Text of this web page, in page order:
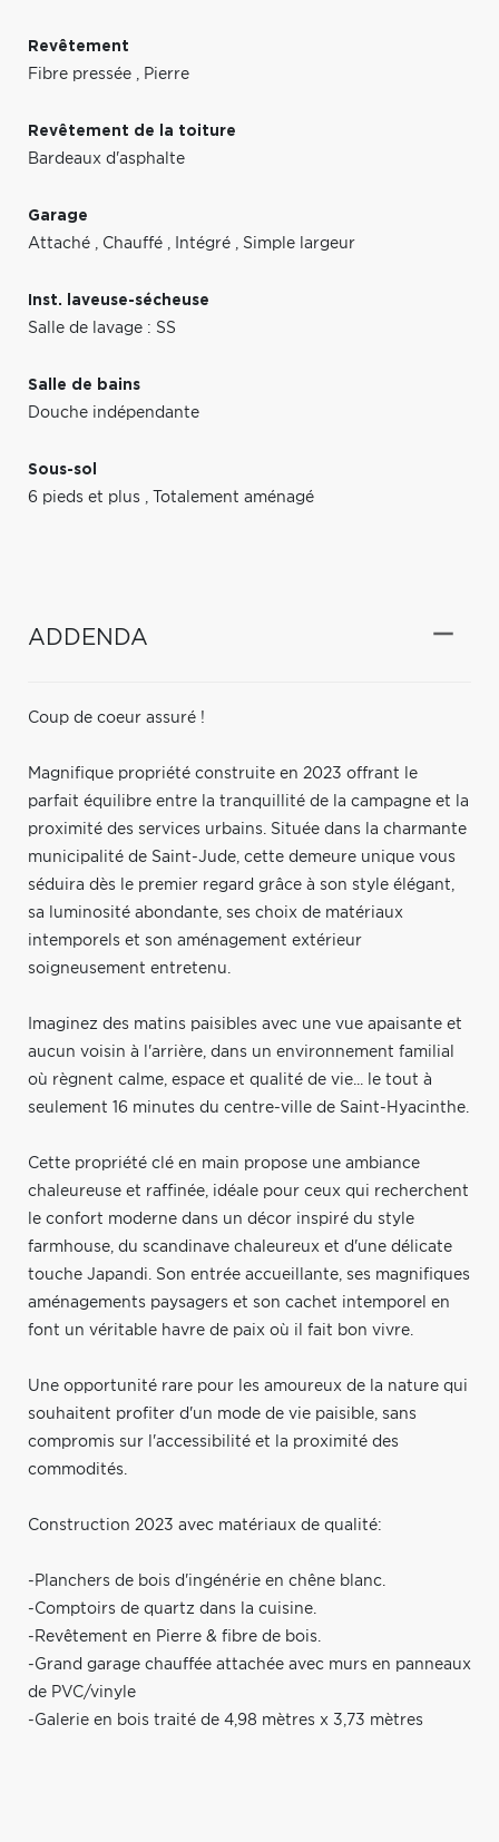
Revêtement
Fibre pressée , Pierre
Revêtement de la toiture
Bardeaux d'asphalte
Garage
Attaché , Chauffé , Intégré , Simple largeur
Inst. laveuse-sécheuse
Salle de lavage : SS
Salle de bains
Douche indépendante
Sous-sol
6 pieds et plus , Totalement aménagé
ADDENDA
Coup de coeur assuré !
Magnifique propriété construite en 2023 offrant le
parfait équilibre entre la tranquillité de la campagne et la
proximité des services urbains. Située dans la charmante
municipalité de Saint-Jude, cette demeure unique vous
séduira dès le premier regard grâce à son style élégant,
sa luminosité abondante, ses choix de matériaux
intemporels et son aménagement extérieur
soigneusement entretenu.
Imaginez des matins paisibles avec une vue apaisante et
aucun voisin à l'arrière, dans un environnement familial
où règnent calme, espace et qualité de vie... le tout à
seulement 16 minutes du centre-ville de Saint-Hyacinthe.
Cette propriété clé en main propose une ambiance
chaleureuse et raffinée, idéale pour ceux qui recherchent
le confort moderne dans un décor inspiré du style
farmhouse, du scandinave chaleureux et d'une délicate
touche Japandi. Son entrée accueillante, ses magnifiques
aménagements paysagers et son cachet intemporel en
font un véritable havre de paix où il fait bon vivre.
Une opportunité rare pour les amoureux de la nature qui
souhaitent profiter d'un mode de vie paisible, sans
compromis sur l'accessibilité et la proximité des
commodités.
Construction 2023 avec matériaux de qualité:
-Planchers de bois d'ingénérie en chêne blanc.
-Comptoirs de quartz dans la cuisine.
-Revêtement en Pierre & fibre de bois.
-Grand garage chauffée attachée avec murs en panneaux
de PVC/vinyle
-Galerie en bois traité de 4,98 mètres x 3,73 mètres